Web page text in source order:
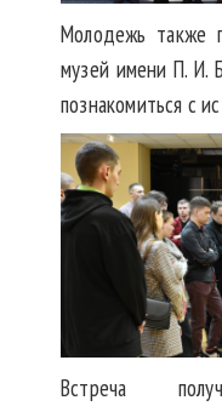
Молодежь также
музей имени П. И.
познакомиться с
Встреча